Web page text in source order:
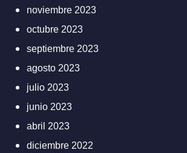
noviembre 2023
octubre 2023
septiembre 2023
agosto 2023
julio 2023
junio 2023
abril 2023
diciembre 2022